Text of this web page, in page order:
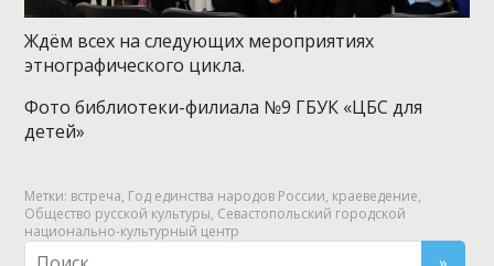
Ждём всех на следующих мероприятиях
этнографического цикла.
Фото библиотеки-филиала №9 ГБУК «ЦБС для
детей»
Метки: встреча, Год единства народов России, краеведение,
Общество русской культуры, Севастопольский городской
национально-культурный центр